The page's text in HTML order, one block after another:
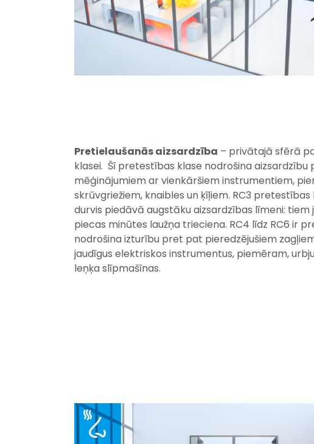
Pretielaušanās aizsardzība – privātajā sfērā
klasei. Šī pretestības klase nodrošina aizsardzību
mēģinājumiem ar vienkāršiem instrumentiem,
skrūvgriežiem, knaibles un ķīļiem. RC3 pretestības
durvis piedāvā augstāku aizsardzības līmeni: tiem
piecas minūtes laužņa trieciena. RC4 līdz RC6 ir
nodrošina izturību pret pat pieredzējušiem
jaudīgus elektriskos instrumentus, piemēram,
leņķa slīpmašīnas.